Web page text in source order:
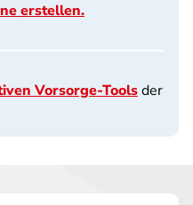
erstellen.
Vorsorge-Toolsder